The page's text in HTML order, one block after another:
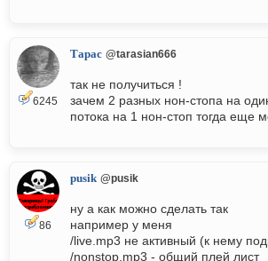
6245
Тарас @tarasian666
так не получиться !
зачем 2 разных нон-стопа на
потока на 1 нон-стоп тогда еще
86
pusik @pusik
ну а как можно сделать так
например у меня
/live.mp3 не активный (к нему
/nonstop.mp3 - общий плей лист